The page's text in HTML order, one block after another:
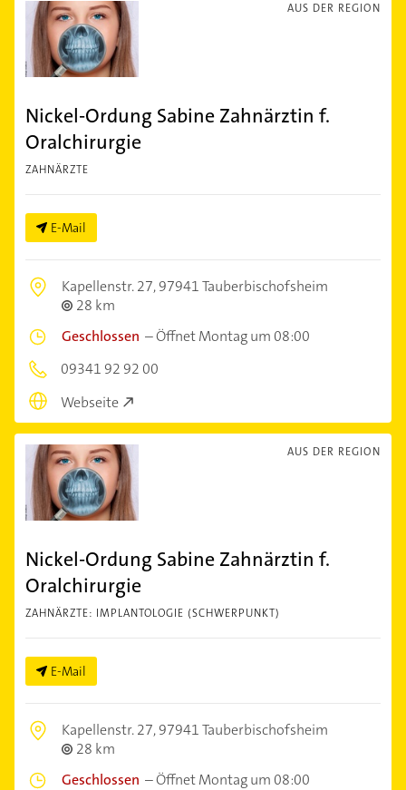
AUS DER REGION
Nickel-Ordung Sabine Zahnärztin f.
Oralchirurgie
ZAHNÄRZTE
E-Mail
Kapellenstr. 27,97941 Tauberbischofsheim
28 km
Geschlossen –Öffnet Montag um 08:00
09341 92 92 00
Webseite
AUS DER REGION
Nickel-Ordung Sabine Zahnärztin f.
Oralchirurgie
ZAHNÄRZTE: IMPLANTOLOGIE (SCHWERPUNKT)
E-Mail
Kapellenstr. 27,97941 Tauberbischofsheim
28 km
Geschlossen –Öffnet Montag um 08:00